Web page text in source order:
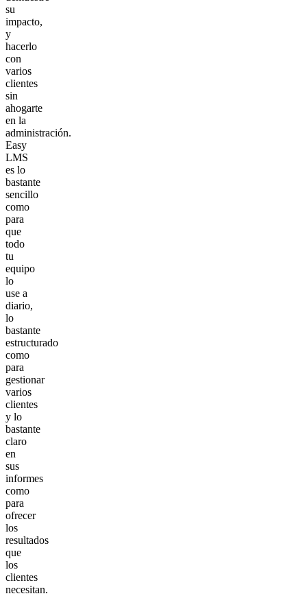
su
impacto,
y
hacerlo
con
varios
clientes
sin
ahogarte
en la
administración.
Easy
LMS
es lo
bastante
sencillo
como
para
que
todo
tu
equipo
lo
use a
diario,
lo
bastante
estructurado
como
para
gestionar
varios
clientes
y lo
bastante
claro
en
sus
informes
como
para
ofrecer
los
resultados
que
los
clientes
necesitan.